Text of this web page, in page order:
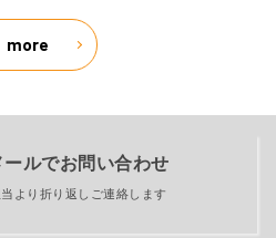
more
ールでお問い合わせ
より折り返しご連絡します